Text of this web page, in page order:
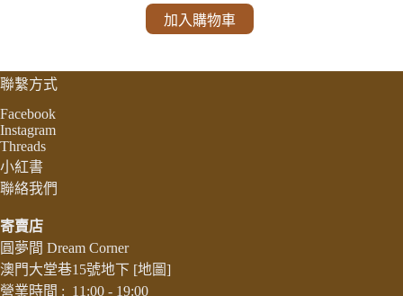
加入購物車
聯繫方式
Facebook
Instagram
Threads
小紅書
聯絡我們
寄賣店
圓夢間 Dream Corner
澳門大堂巷15號地下 [地圖]
營業時間 : 11:00 - 19:00